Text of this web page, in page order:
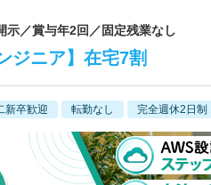
示／賞与年2回／固定残業なし
ジニア】在宅7割
新卒歓迎 転勤なし 完全週休2日制